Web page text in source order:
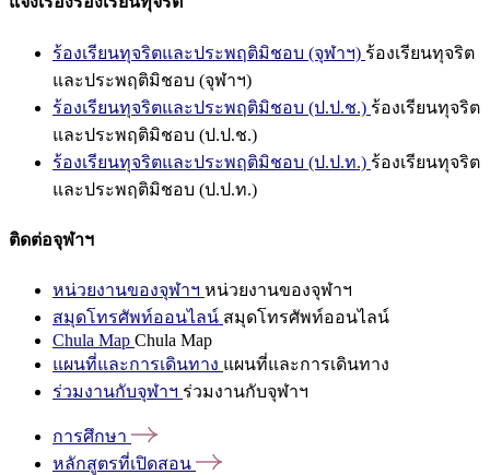
ร้องเรียนทุจริตและประพฤติมิชอบ (จุฬาฯ) ร้องเรียนทุจริต
และประพฤติมิชอบ (จุฬาฯ)
ร้องเรียนทุจริตและประพฤติมิชอบ (ป.ป.ช.) ร้องเรียนทุจริต
และประพฤติมิชอบ (ป.ป.ช.)
ร้องเรียนทุจริตและประพฤติมิชอบ (ป.ป.ท.) ร้องเรียนทุจริต
และประพฤติมิชอบ (ป.ป.ท.)
ติดต่อจุฬาฯ
หน่วยงานของจุฬาฯ หน่วยงานของจุฬาฯ
สมุดโทรศัพท์ออนไลน์ สมุดโทรศัพท์ออนไลน์
Chula Map Chula Map
แผนที่และการเดินทาง แผนที่และการเดินทาง
ร่วมงานกับจุฬาฯ ร่วมงานกับจุฬาฯ
การศึกษา
หลักสูตรที่เปิดสอน